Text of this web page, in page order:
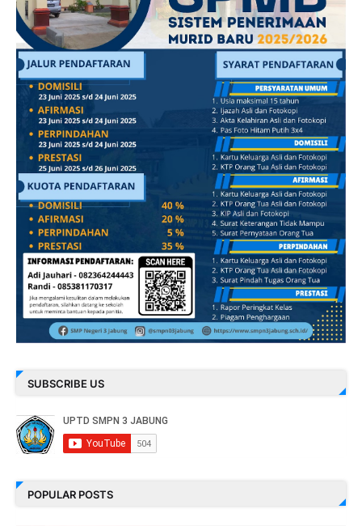
SUBSCRIBE US
POPULAR POSTS